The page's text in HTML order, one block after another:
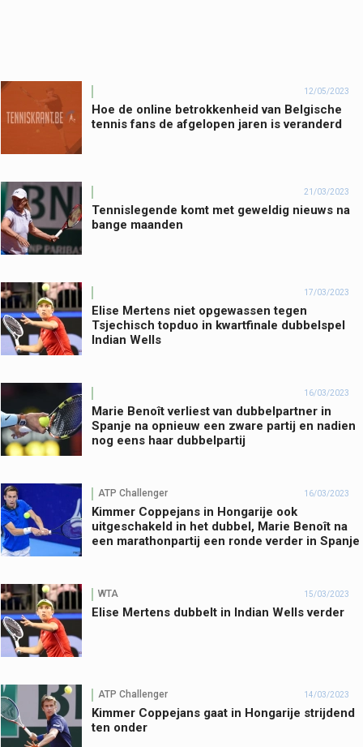
12/05/2023
Hoe de online betrokkenheid van Belgische
tennis fans de afgelopen jaren is veranderd
21/03/2023
Tennislegende komt met geweldig nieuws na
bange maanden
17/03/2023
Elise Mertens niet opgewassen tegen
Tsjechisch topduo in kwartfinale dubbelspel
Indian Wells
16/03/2023
Marie Benoît verliest van dubbelpartner in
Spanje na opnieuw een zware partij en nadien
nog eens haar dubbelpartij
ATP Challenger 16/03/2023
Kimmer Coppejans in Hongarije ook
uitgeschakeld in het dubbel, Marie Benoît na
een marathonpartij een ronde verder in Spanje
WTA 15/03/2023
Elise Mertens dubbelt in Indian Wells verder
ATP Challenger 14/03/2023
Kimmer Coppejans gaat in Hongarije strijdend
ten onder